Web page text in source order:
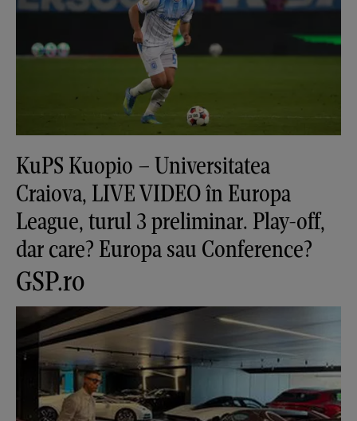
KuPS Kuopio – Universitatea
Craiova, LIVE VIDEO în Europa
League, turul 3 preliminar. Play-off,
dar care? Europa sau Conference?
GSP.ro